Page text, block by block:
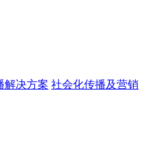
解决方案 社会化传播及营销